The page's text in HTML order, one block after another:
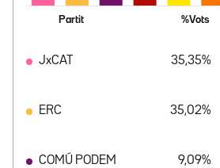
Partit %Vots
JxCAT 35,35%
ERC 35,02%
COMÚ PODEM 9,09%